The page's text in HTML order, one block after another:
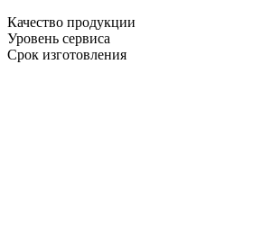
Качество продукции
Уровень сервиса
Срок изготовления